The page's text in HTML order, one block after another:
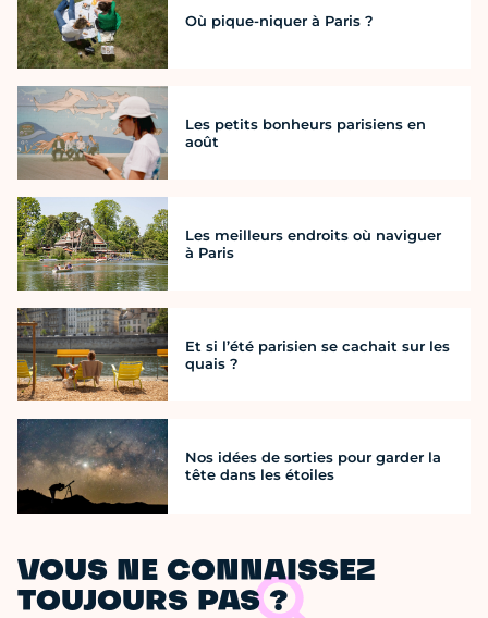
Où pique-niquer à Paris ?
Les petits bonheurs parisiens en
août
Les meilleurs endroits où naviguer
à Paris
Et si l’été parisien se cachait sur les
quais ?
Nos idées de sorties pour garder la
tête dans les étoiles
VOUS NE CONNAISSEZ
TOUJOURS PAS ?